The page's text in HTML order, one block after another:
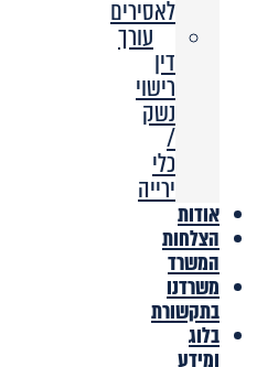
לאסירים
עורך
דין
רישוי
נשק
/
כלי
ירייה
אודות
הצלחות
המשרד
משרדנו
בתקשורת
בלוג
ומידע